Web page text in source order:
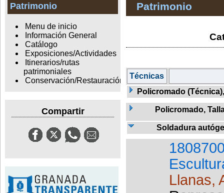
Patrimonio
Menu de inicio
Información General
Catálogo
Exposiciones/Actividades
Itinerarios/rutas
patrimoniales
Conservación/Restauración
Compartir
Patrimonio
Técnicas
Policromado
Policromado,
Soldadura
Llanas,